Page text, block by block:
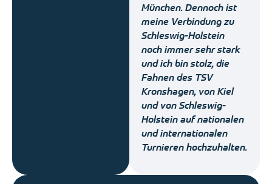
München. Dennoch ist
meine Verbindung zu
Schleswig-Holstein
noch immer sehr stark
und ich bin stolz, die
Fahnen des TSV
Kronshagen, von Kiel
und von Schleswig-
Holstein auf nationalen
und internationalen
Turnieren hochzuhalten.